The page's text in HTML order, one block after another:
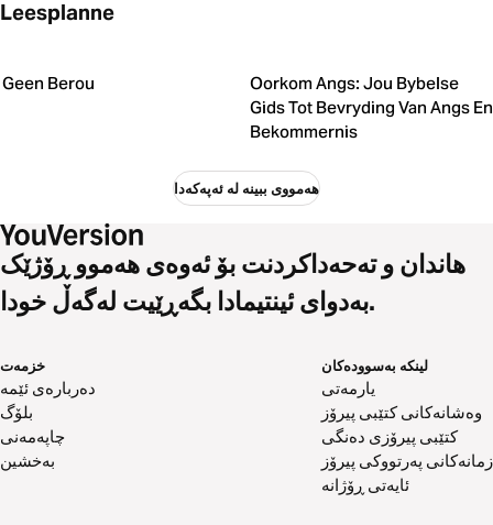
Leesplanne
Geen Berou
Oorkom Angs: Jou Bybelse
Gids Tot Bevryding Van Angs En
Bekommernis
هەمووی ببینە لە ئەپەکەدا
هاندان و تەحەداکردنت بۆ ئەوەی هەموو ڕۆژێک
بەدوای ئینتیمادا بگەڕێیت لەگەڵ خودا.
خزمەت
دەربارەی ئێمە
بلۆگ
چاپەمەنی
بەخشین
لینکە بەسوودەکان
یارمەتی
وەشانەکانی کتێبی پیرۆز
کتێبی پیرۆزی دەنگی
زمانەکانی پەرتووکی پیرۆز
ئایەتی ڕۆژانە